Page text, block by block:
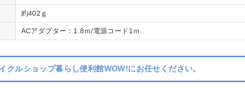
約402ｇ
ACアダプター：1.8ｍ/電源コード1ｍ
クルショップ暮らし便利館WOW!にお任せください。